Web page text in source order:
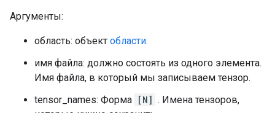
Аргументы:
область: объект области.
имя файла: должно состоять из одного элемента.
Имя файла, в который мы записываем тензор.
tensor_names: Форма [N] . Имена тензоров,